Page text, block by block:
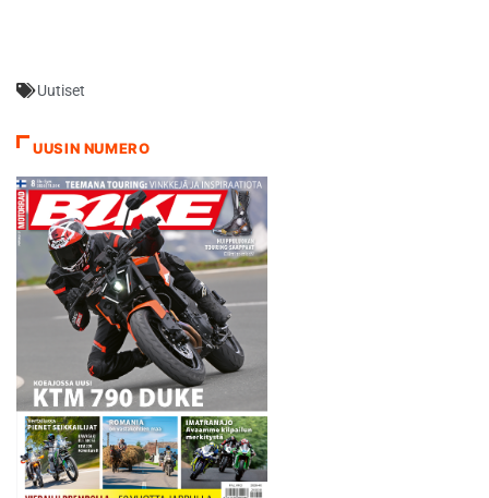
teemme sen. Ja jos he
niin me peruutamme sen.…
Uutiset
UUSIN NUMERO